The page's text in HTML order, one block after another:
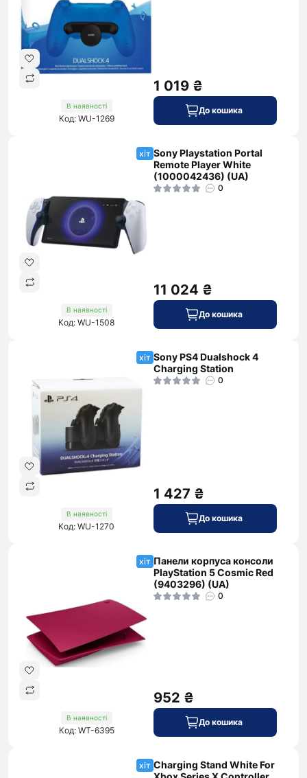
В наявності
Код: WU-1269
1 019 ₴
До кошика
хіт
В наявності
Код: WU-1508
Sony Playstation Portal
Remote Player White
(1000042436) (UA)
0
11 024 ₴
До кошика
хіт
В наявності
Код: WU-1270
Sony PS4 Dualshock 4
Charging Station
0
1 427 ₴
До кошика
хіт
В наявності
Код: WT-6395
Панели корпуса консоли
PlayStation 5 Cosmic Red
(9403296) (UA)
0
952 ₴
До кошика
хіт Charging Stand White For